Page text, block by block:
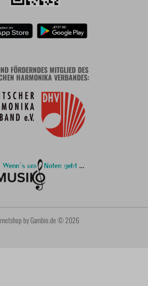
FÖRDERNDES MITGLIED DES
HARMONIKA VERBANDES:
by Gambio.de © 2026